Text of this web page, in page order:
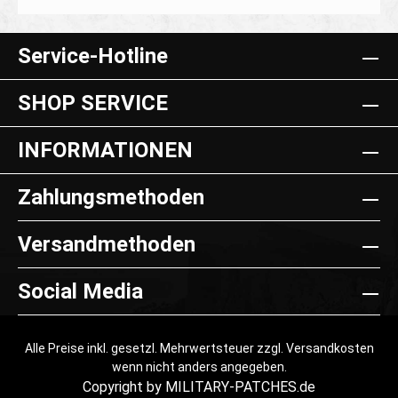
das Patchbook und zwei Velcro-Inlays enthalten.
Patches/Aufnäher usw. dienen nur als
Anwendungsbeispiel! erhältlich in oliv, coyote braun und
in Multicam.
Service-Hotline
SHOP SERVICE
INFORMATIONEN
Zahlungsmethoden
Versandmethoden
Social Media
Alle Preise inkl. gesetzl. Mehrwertsteuer zzgl. Versandkosten
wenn nicht anders angegeben.
Copyright by MILITARY-PATCHES.de